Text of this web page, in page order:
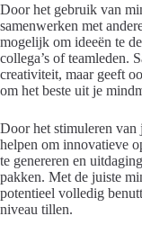
Door het gebruik van
samenwerken met
mogelijk om ideeën te
collega’s of teamleden.
creativiteit, maar geeft
om het beste uit je
Door het stimuleren
helpen om innovatieve
te genereren en
pakken. Met de juiste
potentieel volledig
niveau tillen.